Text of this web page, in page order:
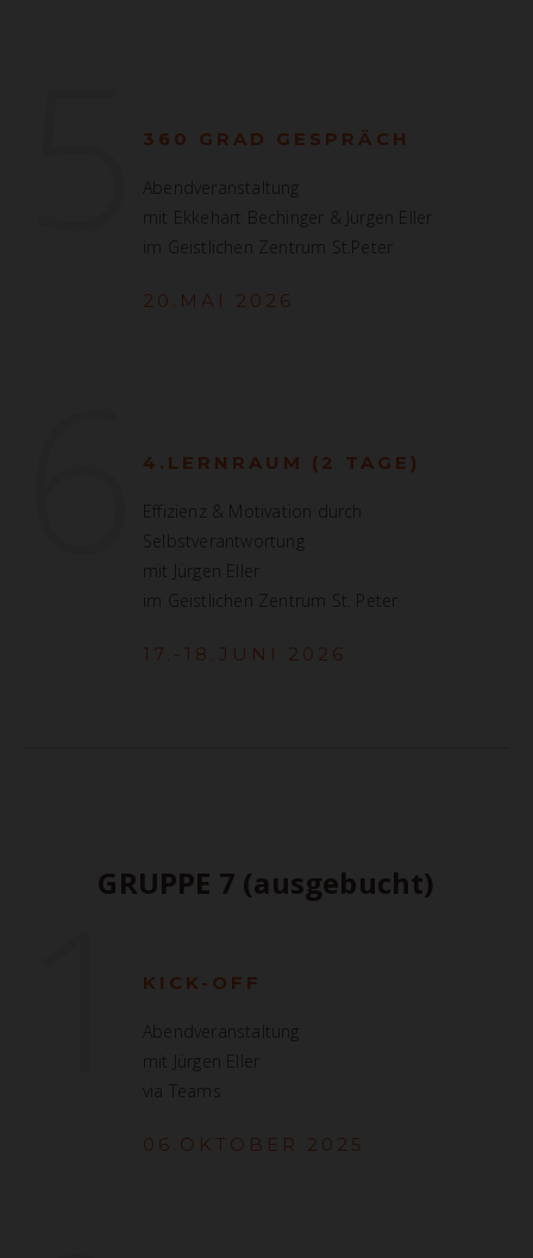
360 GRAD GESPRÄCH
Abendveranstaltung
mit Ekkehart Bechinger & Jürgen Eller
im Geistlichen Zentrum St.Peter
20.MAI 2026
4.LERNRAUM (2 TAGE)
Effizienz & Motivation durch
Selbstverantwortung
mit Jürgen Eller
im Geistlichen Zentrum St. Peter
17.-18.JUNI 2026
GRUPPE 7 (ausgebucht)
KICK-OFF
Abendveranstaltung
mit Jürgen Eller
via Teams
06.OKTOBER 2025